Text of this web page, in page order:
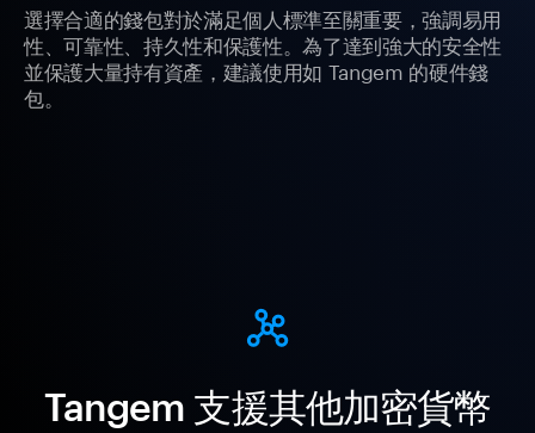
選擇合適的錢包對於滿足個人標準至關重要，強調易用
性、可靠性、持久性和保護性。為了達到強大的安全性
並保護大量持有資產，建議使用如 Tangem 的硬件錢
包。
Tangem 支援其他加密貨幣